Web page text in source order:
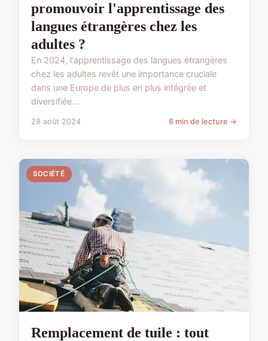
promouvoir l'apprentissage des
langues étrangères chez les
adultes ?
En 2024, l'apprentissage des langues étrangères
chez les adultes revêt une importance cruciale
dans une Europe de plus en plus intégrée et
diversifiée...
28 août 2024 6 min de lecture →
SOCIÉTÉ
Remplacement de tuile : tout